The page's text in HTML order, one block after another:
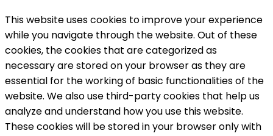
This website uses cookies to improve your experience
while you navigate through the website. Out of these
cookies, the cookies that are categorized as
necessary are stored on your browser as they are
essential for the working of basic functionalities of the
website. We also use third-party cookies that help us
analyze and understand how you use this website.
These cookies will be stored in your browser only with